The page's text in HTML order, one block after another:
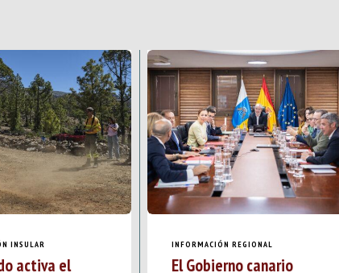
INSULAR
activa el
INFORMACIÓN REGIONAL
El Gobierno canario